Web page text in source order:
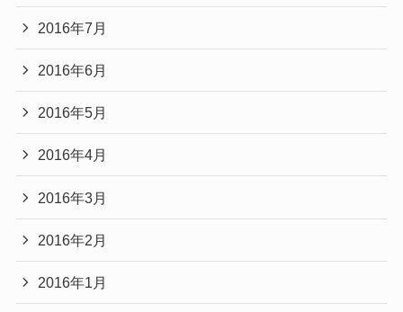
2016年7月
2016年6月
2016年5月
2016年4月
2016年3月
2016年2月
2016年1月